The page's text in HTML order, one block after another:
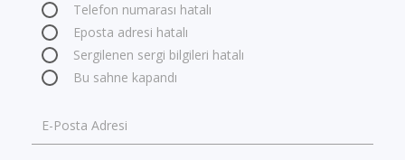
Telefon numarası hatalı
Eposta adresi hatalı
Sergilenen sergi bilgileri hatalı
Bu sahne kapandı
E-Posta Adresi